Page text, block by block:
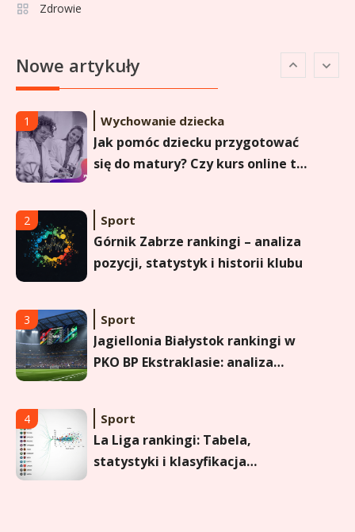
Zdrowie
Nowe artykułypozycji w Ekstraklasie i
historyczne dane
1 Wychowanie dziecka
Jak pomóc dziecku przygotować
się do matury? Czy kurs online to
maturzysty?
2 Sport
Górnik Zabrze rankingi – analiza
pozycji, statystyk i historii klubu
3 Sport
Jagiellonia Białystok rankingi w
PKO BP Ekstraklasie: analiza
4 Sport
La Liga rankingi: Tabela,
statystyki i klasyfikacja